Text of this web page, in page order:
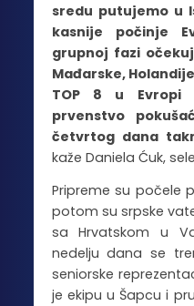
sredu putujemo u
kasnije počinje
grupnoj fazi
Mađarske,
TOP 8 u Evropi
prvenstvo
četvrtog dana
kaže Daniela Ćuk,
Pripreme su počele
potom su srpske
sa Hrvatskom u
nedelju dana se
seniorske
je ekipu u Šapcu i